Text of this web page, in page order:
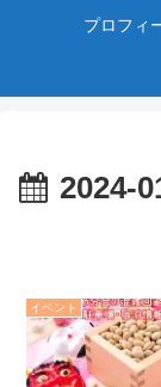
プロフィ
2024-
イベント